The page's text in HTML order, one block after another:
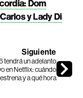
Dom
y Lady Di
Siguiente
tendrá un adelanto
en Netflix: cuándo
y a qué hora